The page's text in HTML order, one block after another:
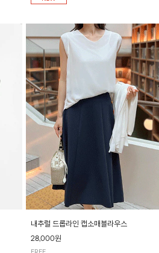
내추럴 드롭라인 캡소매블라우스
28,000원